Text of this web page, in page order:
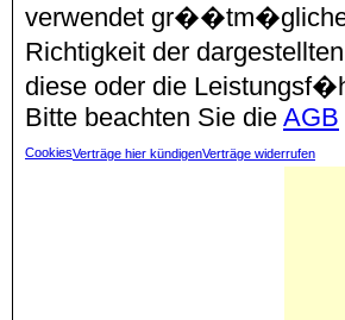
verwendet
Richtigkeit der
diese oder die
Bitte beachten Sie die AGB
CookiesVerträge hier kündigenVerträge widerrufen